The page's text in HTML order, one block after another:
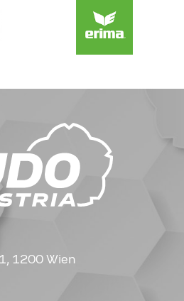
1200 Wien